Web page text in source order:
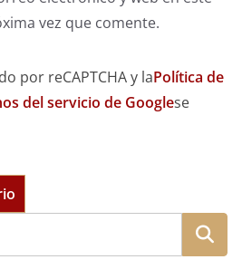
vez que comente.
por reCAPTCHA y laPolítica de
del servicio de Googlese